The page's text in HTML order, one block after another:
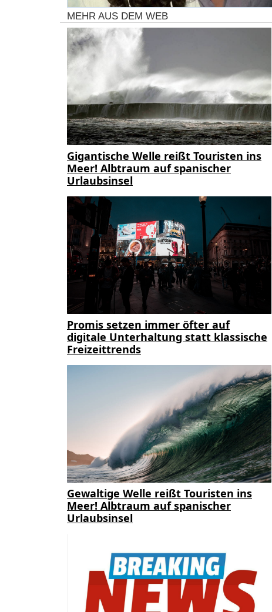
MEHR AUS DEM WEB
Gigantische Welle reißt Touristen ins
Meer! Albtraum auf spanischer
Urlaubsinsel
Promis setzen immer öfter auf
digitale Unterhaltung statt klassische
Freizeittrends
Gewaltige Welle reißt Touristen ins
Meer! Albtraum auf spanischer
Urlaubsinsel